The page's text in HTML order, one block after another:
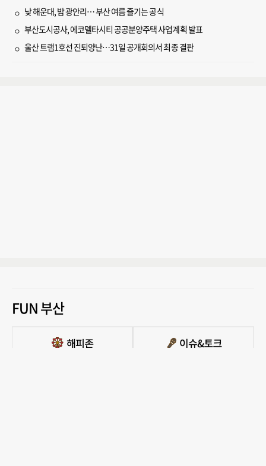
낮 해운대, 밤 광안리… 부산 여름 즐기는 공식
부산도시공사, 에코델타시티 공공분양주택 사업계획 발표
울산 트램1호선 진퇴양난…31일 공개회의서 최종 결판
FUN 부산